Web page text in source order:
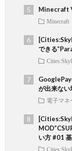
Minecraft
Minecraft
できる
が出来ない
電子マネ
い方 #01